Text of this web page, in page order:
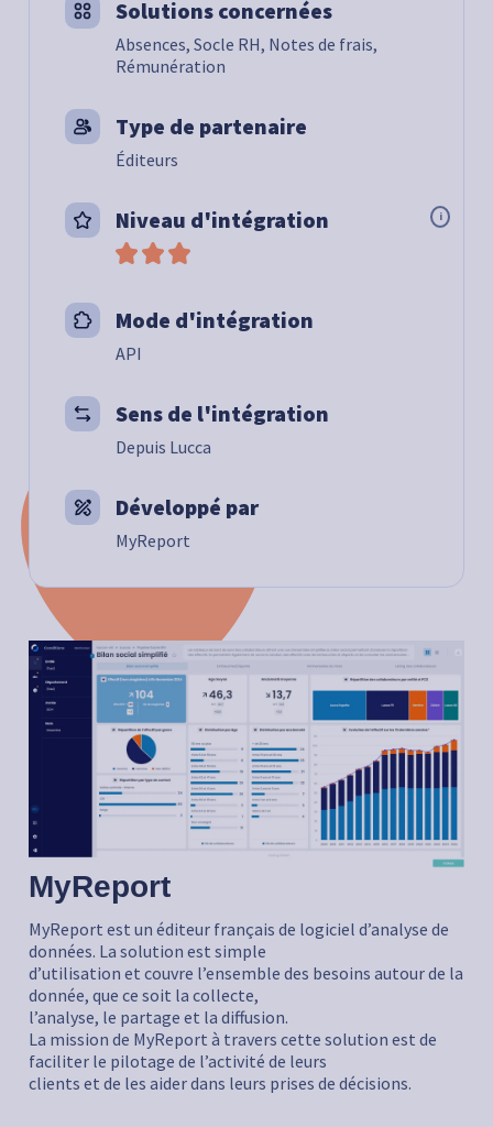
Solutions concernées
Absences, Socle RH, Notes de frais,
Rémunération
Type de partenaire
Éditeurs
Niveau d'intégration i
Mode d'intégration
API
Sens de l'intégration
Depuis Lucca
Développé par
MyReport
MyReport
MyReport est un éditeur français de logiciel d’analyse de
données. La solution est simple
d’utilisation et couvre l’ensemble des besoins autour de la
donnée, que ce soit la collecte,
l’analyse, le partage et la diffusion.
La mission de MyReport à travers cette solution est de
faciliter le pilotage de l’activité de leurs
clients et de les aider dans leurs prises de décisions.